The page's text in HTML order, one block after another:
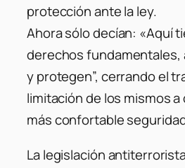
protección ante la ley.
Ahora sólo decían: «Aquí
derechos fundamentales,
y protegen”, cerrando el
limitación de los mismos
más confortable
La legislación